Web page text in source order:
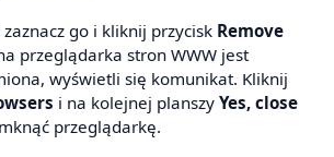
go i kliknij przycisk Remove
przeglądarka stron WWW jest
wyświetli się komunikat. Kliknij
i na kolejnej planszy Yes, close
przeglądarkę.